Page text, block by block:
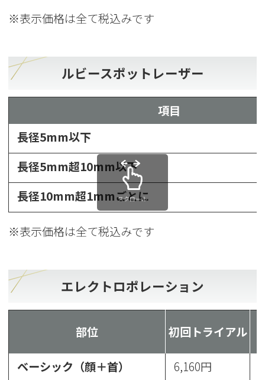
※表示価格は全て税込みです
ルビースポットレーザー
項目
長径5mm以下
長径5mm超10mm以下
長径10mm超1mmごとに
※表示価格は全て税込みです
スクロール
エレクトロポレーション
部位 初回トライアル
ベーシック（顔＋首） 6,160円